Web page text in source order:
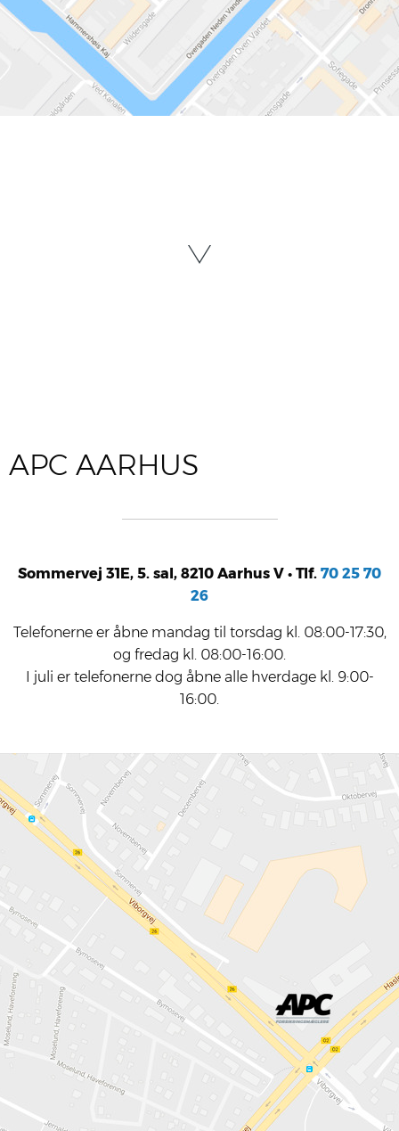
APC AARHUS
Som­mer­vej 31E, 5. sal, 8210 Aar­hus V • Tlf. 70 25 70
26
Tele­fo­ner­ne er åbne man­dag til tors­dag kl. 08:00-17:30,
og fre­dag kl. 08:00-16:00.
I juli er tele­fo­ner­ne dog åbne alle hver­da­ge kl. 9:00-
16:00.